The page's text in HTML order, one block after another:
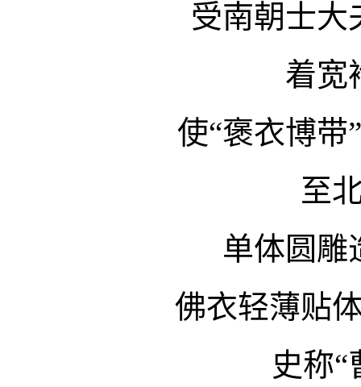
受南朝士大
着宽
使“褒衣博带
至
单体圆雕
佛衣轻薄贴
史称“